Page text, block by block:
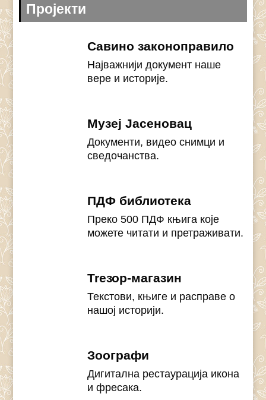
Пројекти
Савино законоправило
Најважнији документ наше
вере и историје.
Музеј Јасеновац
Документи, видео снимци и
сведочанства.
ПДФ библиотека
Преко 500 ПДФ књига које
можете читати и претраживати.
Treзор-магазин
Текстови, књиге и расправе о
нашој историји.
Зоографи
Дигитална рестаурација икона
и фресака.